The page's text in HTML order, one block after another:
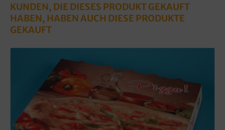
KUNDEN, DIE DIESES PRODUKT GEKAUFT
HABEN, HABEN AUCH DIESE PRODUKTE
GEKAUFT